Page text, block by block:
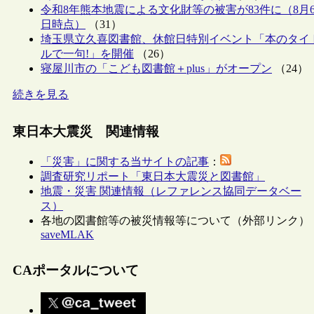
令和8年熊本地震による文化財等の被害が83件に（8月
日時点）
（31）
埼玉県立久喜図書館、休館日特別イベント「本のタイ
ルで一句!」を開催 （26）
寝屋川市の「こども図書館＋plus」がオープン （24）
続きを見る
東日本大震災 関連情報
「災害」に関する当サイトの記事 ：
調査研究リポート「東日本大震災と図書館」
地震・災害 関連情報（レファレンス協同データベー
ス）
各地の図書館等の被災情報等について（外部リンク）
saveMLAK
CAポータルについて